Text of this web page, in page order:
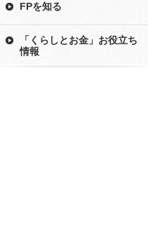
FPを知る
「くらしとお金」お役立ち
情報